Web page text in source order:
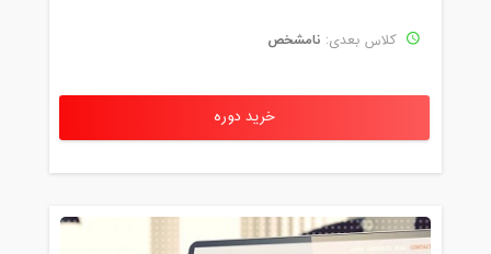
کلاس بعدی: نامشخص
خرید دوره